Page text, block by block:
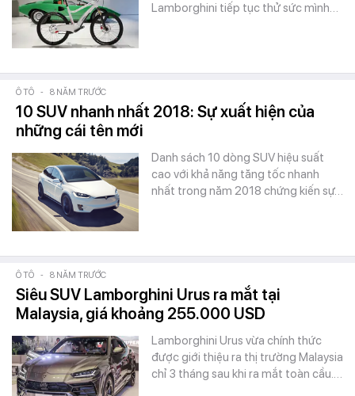
Lamborghini tiếp tục thử sức mình…
Ô TÔ - 8 NĂM TRƯỚC
10 SUV nhanh nhất 2018: Sự xuất hiện của
những cái tên mới
Danh sách 10 dòng SUV hiệu suất
cao với khả năng tăng tốc nhanh
nhất trong năm 2018 chứng kiến sự…
Ô TÔ - 8 NĂM TRƯỚC
Siêu SUV Lamborghini Urus ra mắt tại
Malaysia, giá khoảng 255.000 USD
Lamborghini Urus vừa chính thức
được giới thiệu ra thị trường Malaysia
chỉ 3 tháng sau khi ra mắt toàn cầu.…